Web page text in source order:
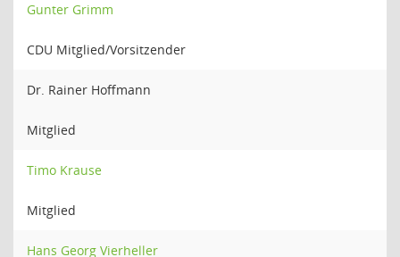
Gunter Grimm
CDU Mitglied/Vorsitzender
Dr. Rainer Hoffmann
Mitglied
Timo Krause
Mitglied
Hans Georg Vierheller